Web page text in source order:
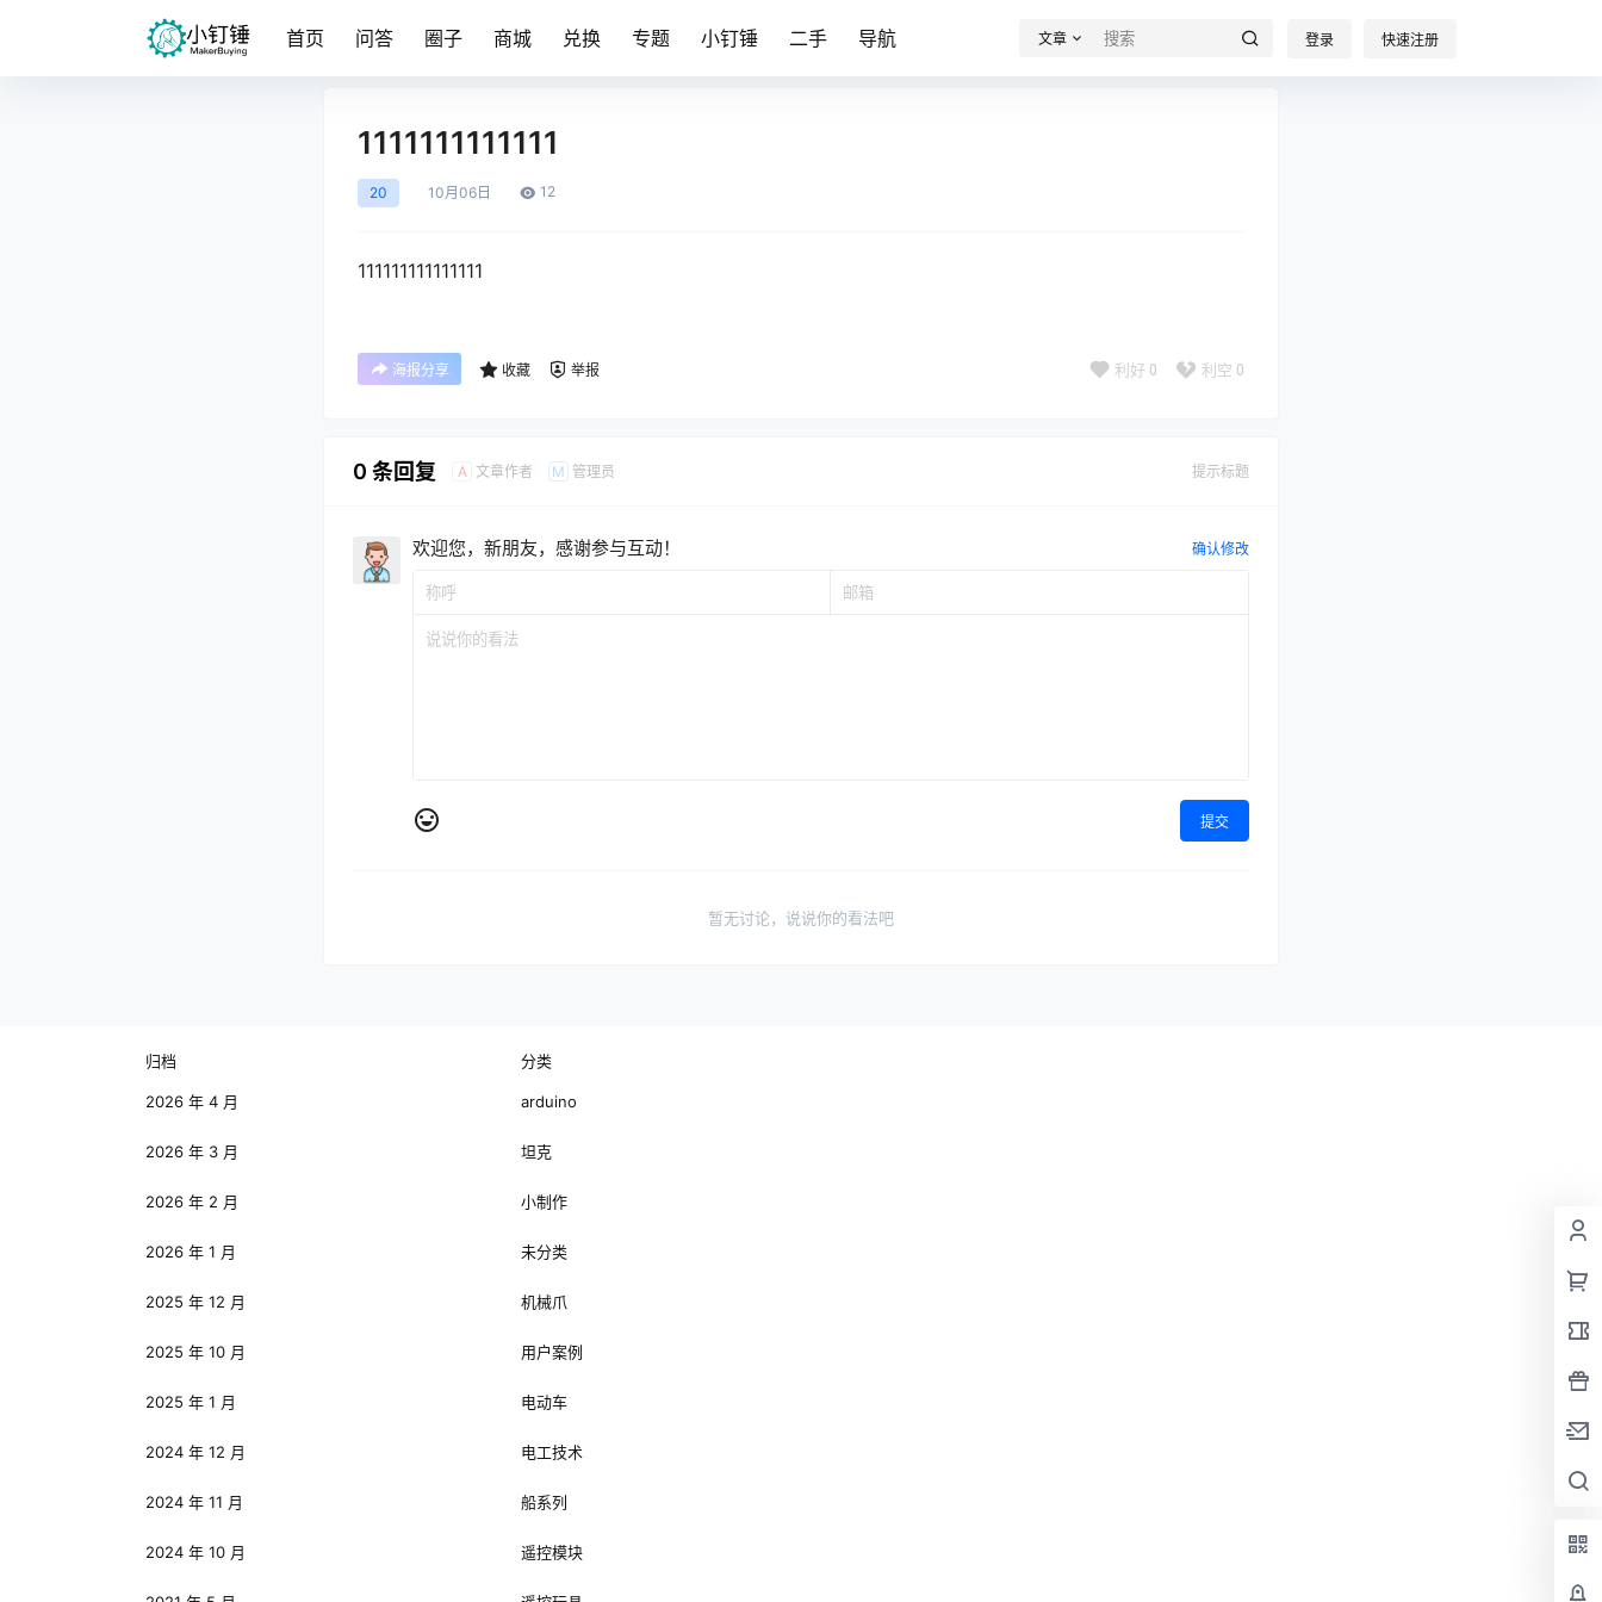
首页 问答 圈子 商城 兑换 专题 小钉锤 二手 导航 文章 登录 快速注册
1111111111111
20 10月 06日 12
111111111111111
海报分享 收藏 举报 利好 0 利空 0
0 条回复 A 文章作者 M 管理员 提示标题
欢迎您，新朋友，感谢参与互动！ 确认修改
提交
暂无讨论，说说你的看法吧
归档
2026 年 4 月
2026 年 3 月
2026 年 2 月
2026 年 1 月
2025 年 12 月
2025 年 10 月
2025 年 1 月
2024 年 12 月
2024 年 11 月
2024 年 10 月
分类
arduino
坦克
小制作
未分类
机械爪
用户案例
电动车
电工技术
船系列
遥控模块